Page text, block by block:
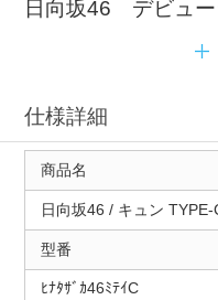
日向坂46 デビュー
仕様詳細
商品名
日向坂46 / キュン
型番
ﾋﾅﾀｻﾞｶ46ﾐﾃｲC